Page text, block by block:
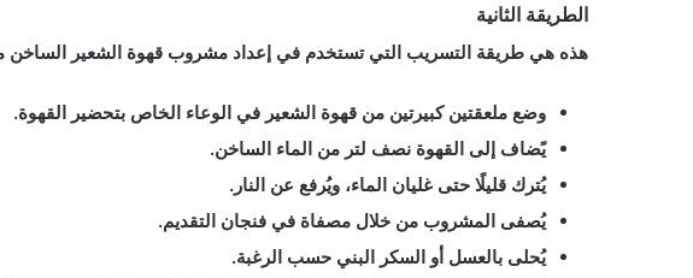
الطريقة الثانية
هذه هي طريقة التسريب التي تستخدم في إعداد مشروب قهوة الشعير الساخن
وضع ملعقتين كبيرتين من قهوة الشعير في الوعاء الخاص بتحضير القهوة.
يًضاف إلى القهوة نصف لتر من الماء الساخن.
يُترك قليلًا حتى غليان الماء، ويُرفع عن النار.
يُصفى المشروب من خلال مصفاة في فنجان التقديم.
يُحلى بالعسل أو السكر البني حسب الرغبة.